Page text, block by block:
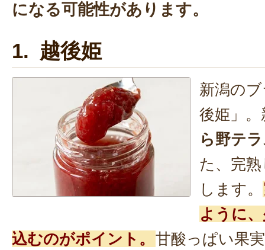
になる可能性があります。
1. 越後姫
新潟の
後姫」
ら野テ
た、完
します。
ように
込むのがポイント。 甘酸っぱい果